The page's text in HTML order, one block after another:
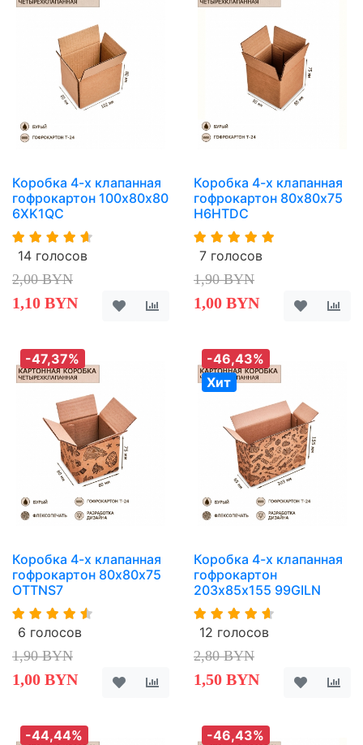
Коробка 4-х клапанная
гофрокартон 100х80х80
6XK1QC
14 голосов
2,00 BYN
1,10 BYN
Коробка 4-х клапанная
гофрокартон 80х80х75
H6HTDC
7 голосов
1,90 BYN
1,00 BYN
-47,37%
Коробка 4-х клапанная
гофрокартон 80х80х75
OTTNS7
6 голосов
1,90 BYN
1,00 BYN
-46,43%
Хит
Коробка 4-х клапанная
гофрокартон
203х85х155 99GILN
12 голосов
2,80 BYN
1,50 BYN
-44,44%
-46,43%